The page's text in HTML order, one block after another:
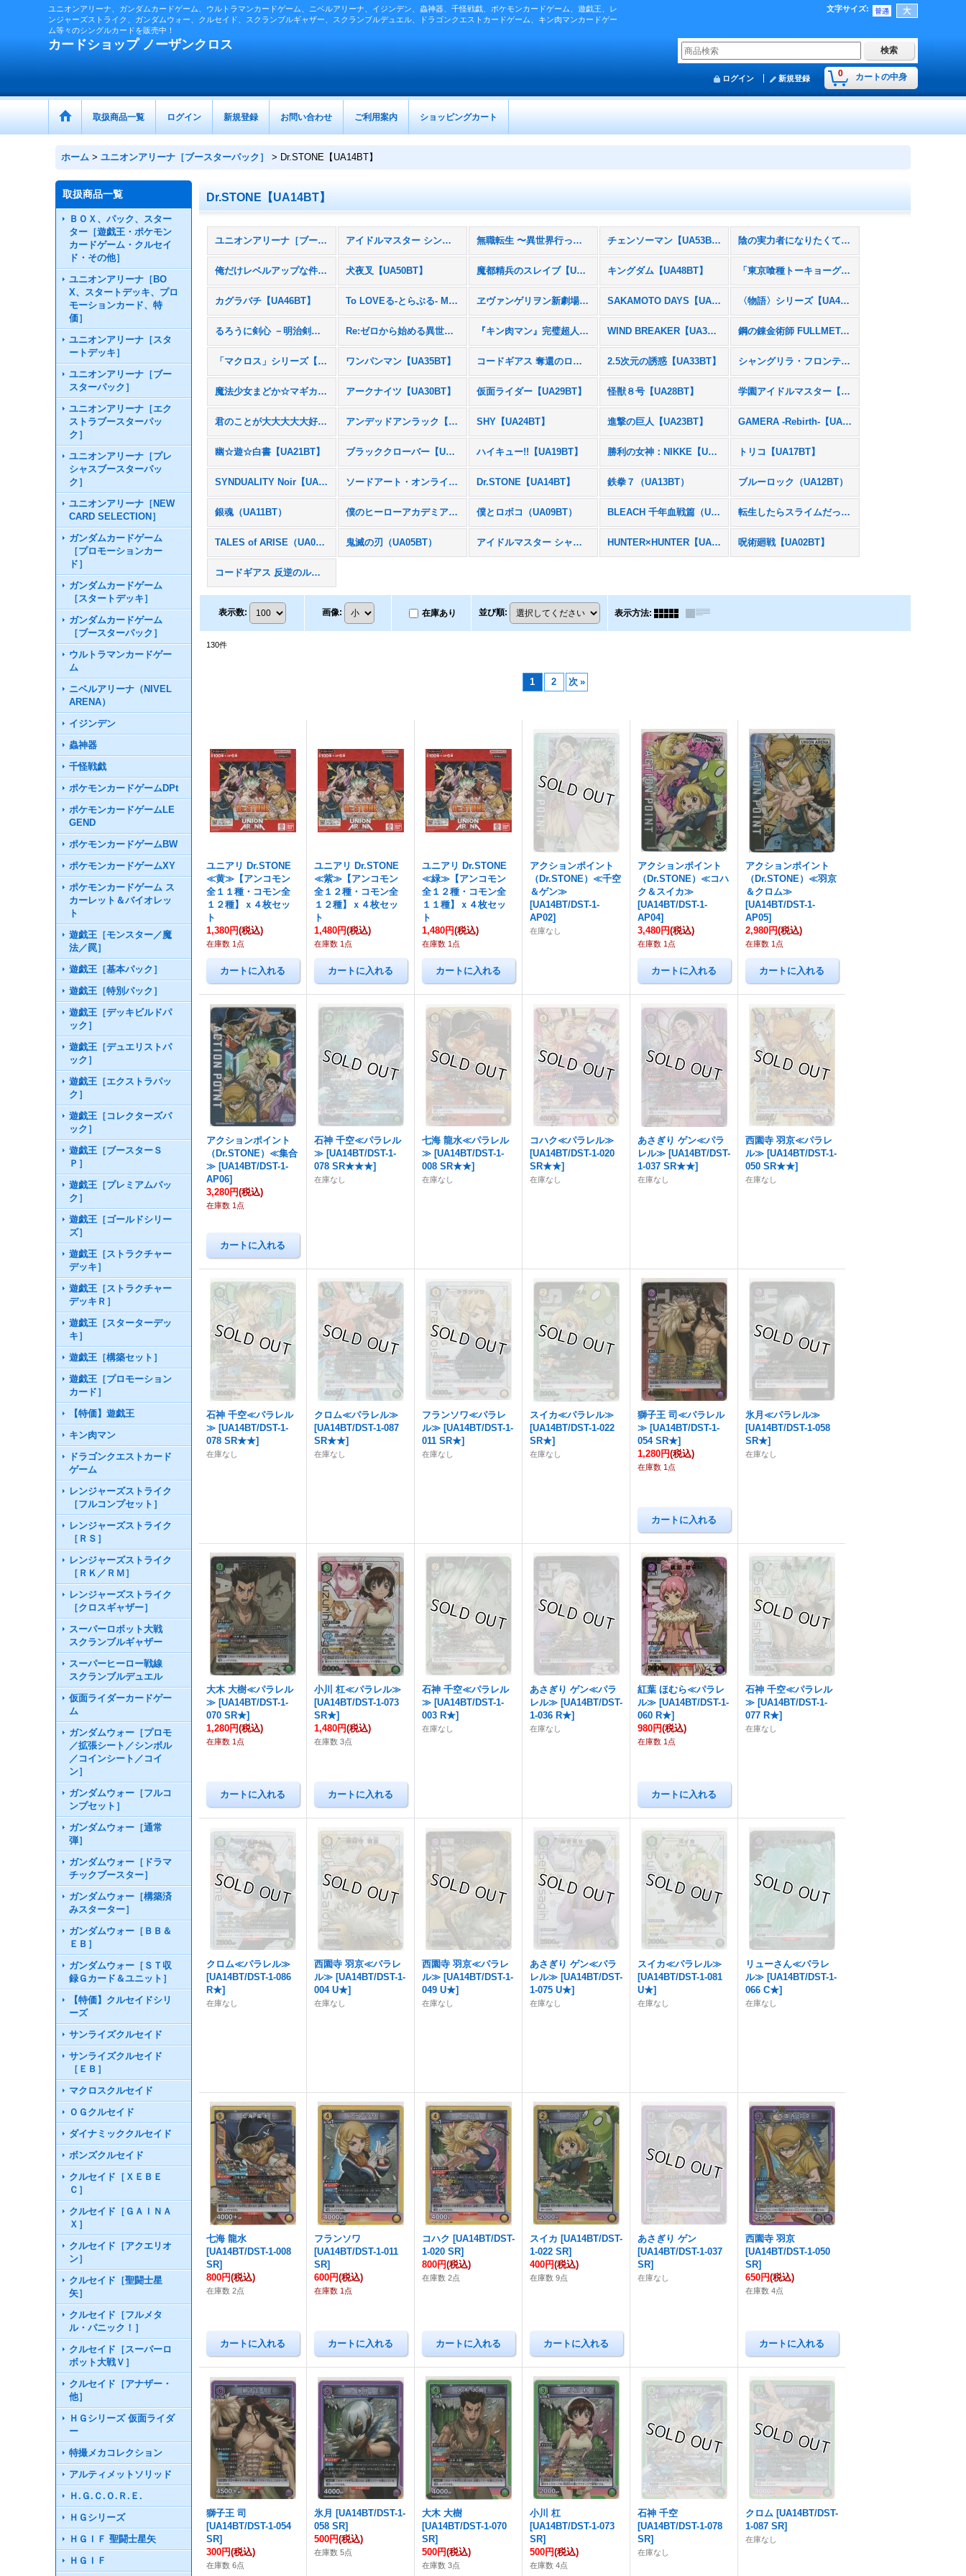
ユニオンアリーナ、ガンダムカードゲーム、ウルトラマンカードゲーム、ニベルアリーナ、イジンデン、蟲神器、千怪戦戯、ポケモンカードゲーム、遊戯王、レ
ンジャーズストライク、ガンダムウォー、クルセイド、スクランブルギャザー、スクランブルデュエル、ドラゴンクエストカードゲーム、キン肉マンカードゲー
ム等々のシングルカードを販売中！
文字サイズ:
カードショップ ノーザンクロス
0 カートの中身
ログイン 新規登録
取扱商品一覧 ログイン 新規登録 お問い合わせ ご利用案内 ショッピングカート
ホーム > ユニオンアリーナ［ブースターパック］ > Dr.STONE【UA14BT】
取扱商品一覧
ＢＯＸ、パック、スター
ター［遊戯王・ポケモン
カードゲーム・クルセイ
ド・その他］
ユニオンアリーナ［BO
X、スタートデッキ、プロ
モーションカード、特
価］
ユニオンアリーナ［スタ
ートデッキ］
ユニオンアリーナ［ブー
スターパック］
ユニオンアリーナ［エク
ストラブースターパッ
ク］
ユニオンアリーナ［プレ
シャスブースターパッ
ク］
ユニオンアリーナ［NEW
CARD SELECTION］
ガンダムカードゲーム
［プロモーションカー
ド］
ガンダムカードゲーム
［スタートデッキ］
ガンダムカードゲーム
［ブースターパック］
ウルトラマンカードゲー
ム
ニベルアリーナ（NIVEL
ARENA）
イジンデン
蟲神器
千怪戦戯
ポケモンカードゲームDPt
ポケモンカードゲームLE
GEND
ポケモンカードゲームBW
ポケモンカードゲームXY
ポケモンカードゲーム ス
カーレット＆バイオレッ
ト
遊戯王［モンスター／魔
法／罠］
遊戯王［基本パック］
遊戯王［特別パック］
遊戯王［デッキビルドパ
ック］
遊戯王［デュエリストパ
ック］
遊戯王［エクストラパッ
ク］
遊戯王［コレクターズパ
ック］
遊戯王［ブースターＳ
Ｐ］
遊戯王［プレミアムパッ
ク］
遊戯王［ゴールドシリー
ズ］
遊戯王［ストラクチャー
デッキ］
遊戯王［ストラクチャー
デッキＲ］
遊戯王［スターターデッ
キ］
遊戯王［構築セット］
遊戯王［プロモーション
カード］
【特価】遊戯王
キン肉マン
ドラゴンクエストカード
ゲーム
レンジャーズストライク
［フルコンプセット］
レンジャーズストライク
［ＲＳ］
レンジャーズストライク
［ＲＫ／ＲＭ］
レンジャーズストライク
［クロスギャザー］
スーパーロボット大戦
スクランブルギャザー
スーパーヒーロー戦線
スクランブルデュエル
仮面ライダーカードゲー
ム
ガンダムウォー［プロモ
／拡張シート／シンボル
／コインシート／コイ
ン］
ガンダムウォー［フルコ
ンプセット］
ガンダムウォー［通常
弾］
ガンダムウォー［ドラマ
チックブースター］
ガンダムウォー［構築済
みスターター］
ガンダムウォー［ＢＢ＆
ＥＢ］
ガンダムウォー［ＳＴ収
録Ｇカード＆ユニット］
【特価】クルセイドシリ
ーズ
サンライズクルセイド
サンライズクルセイド
［ＥＢ］
マクロスクルセイド
ＯＧクルセイド
ダイナミッククルセイド
ボンズクルセイド
クルセイド［ＸＥＢＥ
Ｃ］
クルセイド［ＧＡＩＮＡ
Ｘ］
クルセイド［アクエリオ
ン］
クルセイド［聖闘士星
矢］
クルセイド［フルメタ
ル・パニック！］
クルセイド［スーパーロ
ボット大戦Ｖ］
クルセイド［アナザー・
他］
ＨＧシリーズ 仮面ライダ
ー
特撮メカコレクション
アルティメットソリッド
Ｈ.Ｇ.Ｃ.Ｏ.Ｒ.Ｅ.
ＨＧシリーズ
ＨＧＩＦ 聖闘士星矢
ＨＧＩＦ
Dr.STONE【UA14BT】
ユニオンアリーナ［ブースターパック］ (全商品) アイドルマスター シンデレラガールズ【UA55BT】 無職転生 〜異世界行ったら本気だす〜【UA54BT】 チェンソーマン【UA53BT】 陰の実力者になりたくて！【UA52BT】
俺だけレベルアップな件【UA51BT】 犬夜叉【UA50BT】 魔都精兵のスレイブ【UA49BT】 キングダム【UA48BT】 「東京喰種トーキョーグール」シリーズ【UA47BT】
カグラバチ【UA46BT】 To LOVEる-とらぶる- Memory of Heroines【UA45BT】 ヱヴァンゲリヲン新劇場版【UA44BT】 SAKAMOTO DAYS【UA43BT】 〈物語〉シリーズ【UA42BT】
るろうに剣心 －明治剣客浪漫譚－【UA41BT】 Re:ゼロから始める異世界生活【UA40BT】 『キン肉マン』完璧超人始祖編【UA39BT】 WIND BREAKER【UA38BT】 鋼の錬金術師 FULLMETAL ALCHEMIST【UA37BT】
「マクロス」シリーズ【UA36BT】 ワンパンマン【UA35BT】 コードギアス 奪還のロゼ【UA34BT】 2.5次元の誘惑【UA33BT】 シャングリラ・フロンティア【UA32BT】
魔法少女まどか☆マギカ【UA31BT】 アークナイツ【UA30BT】 仮面ライダー【UA29BT】 怪獣８号【UA28BT】 学園アイドルマスター【UA27BT】
君のことが大大大大大好きな100人の彼女【UA26BT】 アンデッドアンラック【UA25BT】 SHY【UA24BT】 進撃の巨人【UA23BT】 GAMERA -Rebirth-【UA22BT】
幽☆遊☆白書【UA21BT】 ブラッククローバー【UA20BT】 ハイキュー!!【UA19BT】 勝利の女神：NIKKE【UA18BT】 トリコ【UA17BT】
SYNDUALITY Noir【UA16BT】 ソードアート・オンライン【UA15BT】 Dr.STONE【UA14BT】 鉄拳７（UA13BT） ブルーロック（UA12BT）
銀魂（UA11BT） 僕のヒーローアカデミア（UA10BT） 僕とロボコ（UA09BT） BLEACH 千年血戦篇（UA08BT） 転生したらスライムだった件（UA07BT）
TALES of ARISE（UA06BT） 鬼滅の刃（UA05BT） アイドルマスター シャイニーカラーズ（UA04BT） HUNTER×HUNTER【UA03BT】 呪術廻戦【UA02BT】
コードギアス 反逆のルルーシュ【UA01BT】
表示数: 画像: 在庫あり 並び順: 表示方法:
130件
1 2 次 »
ユニアリ Dr.STONE
≪黄≫【アンコモン
全１１種・コモン全
１２種】ｘ４枚セッ
ト
1,380円(税込)
在庫数 1点
ユニアリ Dr.STONE
≪紫≫【アンコモン
全１２種・コモン全
１２種】ｘ４枚セッ
ト
1,480円(税込)
在庫数 1点
ユニアリ Dr.STONE
≪緑≫【アンコモン
全１２種・コモン全
１１種】ｘ４枚セッ
ト
1,480円(税込)
在庫数 1点
アクションポイント
（Dr.STONE）≪千空
＆ゲン≫
[UA14BT/DST-1-
AP02]
在庫なし
アクションポイント
（Dr.STONE）≪コハ
ク＆スイカ≫
[UA14BT/DST-1-
AP04]
3,480円(税込)
在庫数 1点
アクションポイント
（Dr.STONE）≪羽京
＆クロム≫
[UA14BT/DST-1-
AP05]
2,980円(税込)
在庫数 1点
アクションポイント
（Dr.STONE）≪集合
≫ [UA14BT/DST-1-
AP06]
3,280円(税込)
在庫数 1点
石神 千空≪パラレル
≫ [UA14BT/DST-1-
078 SR★★★]
在庫なし
七海 龍水≪パラレル
≫ [UA14BT/DST-1-
008 SR★★]
在庫なし
コハク≪パラレル≫
[UA14BT/DST-1-020
SR★★]
在庫なし
あさぎり ゲン≪パラ
レル≫ [UA14BT/DST-
1-037 SR★★]
在庫なし
西園寺 羽京≪パラレ
ル≫ [UA14BT/DST-1-
050 SR★★]
在庫なし
石神 千空≪パラレル
≫ [UA14BT/DST-1-
078 SR★★]
在庫なし
クロム≪パラレル≫
[UA14BT/DST-1-087
SR★★]
在庫なし
フランソワ≪パラレ
ル≫ [UA14BT/DST-1-
011 SR★]
在庫なし
スイカ≪パラレル≫
[UA14BT/DST-1-022
SR★]
在庫なし
獅子王 司≪パラレル
≫ [UA14BT/DST-1-
054 SR★]
1,280円(税込)
在庫数 1点
氷月≪パラレル≫
[UA14BT/DST-1-058
SR★]
在庫なし
大木 大樹≪パラレル
≫ [UA14BT/DST-1-
070 SR★]
1,280円(税込)
在庫数 1点
小川 杠≪パラレル≫
[UA14BT/DST-1-073
SR★]
1,480円(税込)
在庫数 3点
石神 千空≪パラレル
≫ [UA14BT/DST-1-
003 R★]
在庫なし
あさぎり ゲン≪パラ
レル≫ [UA14BT/DST-
1-036 R★]
在庫なし
紅葉 ほむら≪パラレ
ル≫ [UA14BT/DST-1-
060 R★]
980円(税込)
在庫数 1点
石神 千空≪パラレル
≫ [UA14BT/DST-1-
077 R★]
在庫なし
クロム≪パラレル≫
[UA14BT/DST-1-086
R★]
在庫なし
西園寺 羽京≪パラレ
ル≫ [UA14BT/DST-1-
004 U★]
在庫なし
西園寺 羽京≪パラレ
ル≫ [UA14BT/DST-1-
049 U★]
在庫なし
あさぎり ゲン≪パラ
レル≫ [UA14BT/DST-
1-075 U★]
在庫なし
スイカ≪パラレル≫
[UA14BT/DST-1-081
U★]
在庫なし
リューさん≪パラレ
ル≫ [UA14BT/DST-1-
066 C★]
在庫なし
七海 龍水
[UA14BT/DST-1-008
SR]
800円(税込)
在庫数 2点
フランソワ
[UA14BT/DST-1-011
SR]
600円(税込)
在庫数 1点
コハク [UA14BT/DST-
1-020 SR]
800円(税込)
在庫数 2点
スイカ [UA14BT/DST-
1-022 SR]
400円(税込)
在庫数 9点
あさぎり ゲン
[UA14BT/DST-1-037
SR]
在庫なし
西園寺 羽京
[UA14BT/DST-1-050
SR]
650円(税込)
在庫数 4点
獅子王 司
[UA14BT/DST-1-054
SR]
300円(税込)
在庫数 6点
氷月 [UA14BT/DST-1-
058 SR]
500円(税込)
在庫数 5点
大木 大樹
[UA14BT/DST-1-070
SR]
500円(税込)
在庫数 3点
小川 杠
[UA14BT/DST-1-073
SR]
500円(税込)
在庫数 4点
石神 千空
[UA14BT/DST-1-078
SR]
在庫なし
クロム [UA14BT/DST-
1-087 SR]
在庫なし